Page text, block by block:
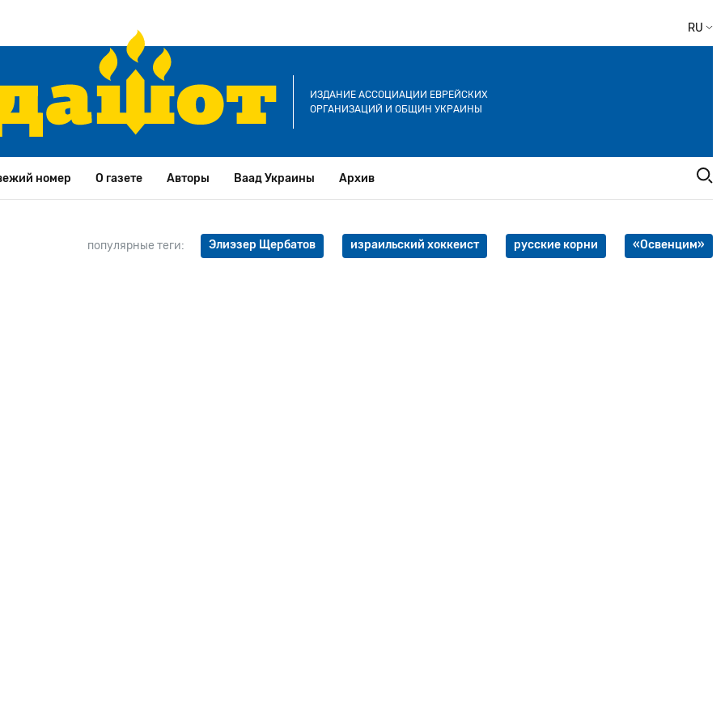
RU
ИЗДАНИЕ АССОЦИАЦИИ ЕВРЕЙСКИХ
ОРГАНИЗАЦИЙ И ОБЩИН УКРАИНЫ
номер О газете Авторы Ваад Украины Архив
популярные теги: Элиэзер Щербатов израильский хоккеист русские корни «Освенцим»